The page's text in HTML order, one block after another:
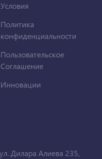
Условия
Политика
конфиденциальности
Пользовательское
Соглашение
Инновации
Дилара Алиева 235,